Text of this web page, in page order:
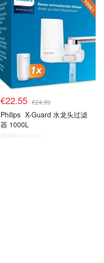
€22.55 €24.99
Philips X-Guard 水龙头过滤
器 1000L
@dealmoon.de